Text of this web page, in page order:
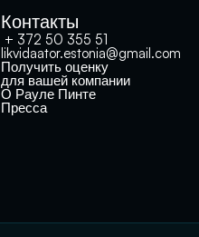
Контакты
+ 372 50 355 51
likvidaator.estonia@gmail.com
Получить оценку
для вашей компании
О Рауле Пинте
Пресса